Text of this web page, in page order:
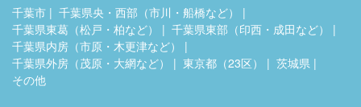
千葉市
千葉県央・西部（市川・船橋など）
千葉県東葛（松戸・柏など）
千葉県東部（印西・成田など）
千葉県内房（市原・木更津など）
千葉県外房（茂原・大網など）
東京都（23区）
茨城県
その他